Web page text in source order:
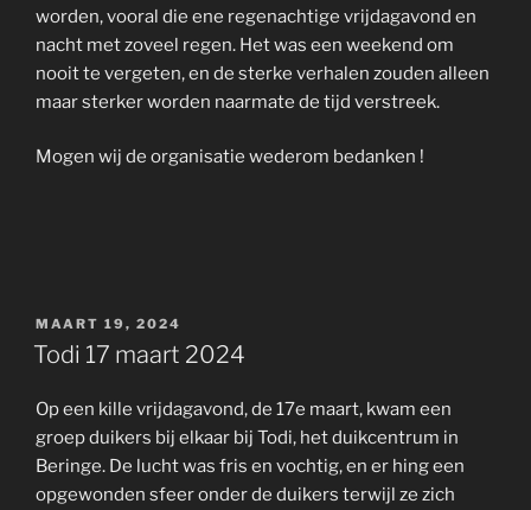
worden, vooral die ene regenachtige vrijdagavond en
nacht met zoveel regen. Het was een weekend om
nooit te vergeten, en de sterke verhalen zouden alleen
maar sterker worden naarmate de tijd verstreek.
Mogen wij de organisatie wederom bedanken !
GEPLAATST
OP
MAART 19, 2024
Todi 17 maart 2024
Op een kille vrijdagavond, de 17e maart, kwam een
groep duikers bij elkaar bij Todi, het duikcentrum in
Beringe. De lucht was fris en vochtig, en er hing een
opgewonden sfeer onder de duikers terwijl ze zich